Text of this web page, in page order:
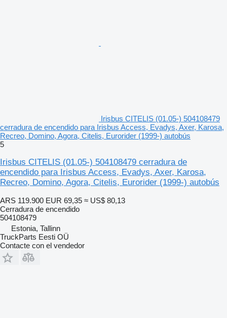
Irisbus CITELIS (01.05-) 504108479
cerradura de encendido para Irisbus Access, Evadys, Axer, Karosa,
Recreo, Domino, Agora, Citelis, Eurorider (1999-) autobús
5
Irisbus CITELIS (01.05-) 504108479 cerradura de
encendido para Irisbus Access, Evadys, Axer, Karosa,
Recreo, Domino, Agora, Citelis, Eurorider (1999-) autobús
ARS 119.900 EUR 69,35 ≈ US$ 80,13
Cerradura de encendido
504108479
Estonia, Tallinn
TruckParts Eesti OÜ
Contacte con el vendedor